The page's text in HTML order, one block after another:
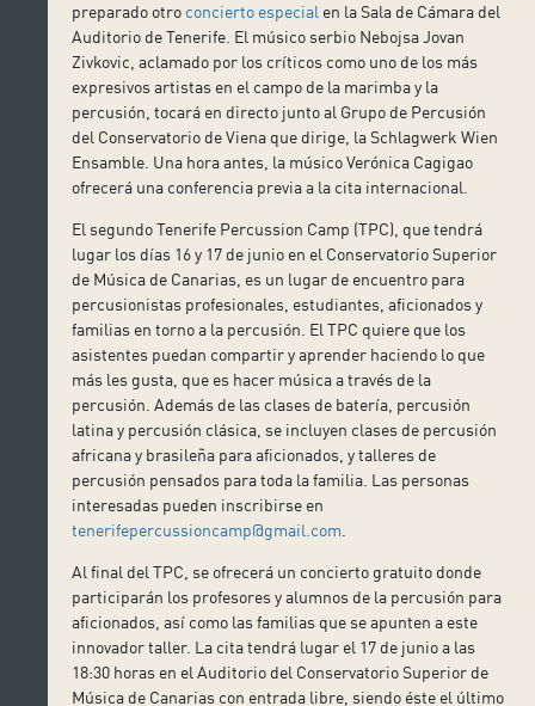
preparado otro concierto especial en la Sala de Cámara del
Auditorio de Tenerife. El músico serbio Nebojsa Jovan
Zivkovic, aclamado por los críticos como uno de los más
expresivos artistas en el campo de la marimba y la
percusión, tocará en directo junto al Grupo de Percusión
del Conservatorio de Viena que dirige, la Schlagwerk Wien
Ensamble. Una hora antes, la músico Verónica Cagigao
ofrecerá una conferencia previa a la cita internacional.
El segundo Tenerife Percussion Camp (TPC), que tendrá
lugar los días 16 y 17 de junio en el Conservatorio Superior
de Música de Canarias, es un lugar de encuentro para
percusionistas profesionales, estudiantes, aficionados y
familias en torno a la percusión. El TPC quiere que los
asistentes puedan compartir y aprender haciendo lo que
más les gusta, que es hacer música a través de la
percusión. Además de las clases de batería, percusión
latina y percusión clásica, se incluyen clases de percusión
africana y brasileña para aficionados, y talleres de
percusión pensados para toda la familia. Las personas
interesadas pueden inscribirse en
tenerifepercussioncamp@gmail.com
Al final del TPC, se ofrecerá un concierto gratuito donde
participarán los profesores y alumnos de la percusión para
aficionados, así como las familias que se apunten a este
innovador taller. La cita tendrá lugar el 17 de junio a las
18:30 horas en el Auditorio del Conservatorio Superior de
Música de Canarias con entrada libre, siendo éste el último